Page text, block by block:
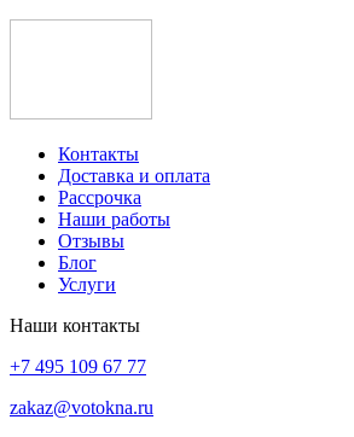
Контакты
Доставка и оплата
Рассрочка
Наши работы
Отзывы
Блог
Услуги
Наши контакты
+7 495 109 67 77
zakaz@votokna.ru